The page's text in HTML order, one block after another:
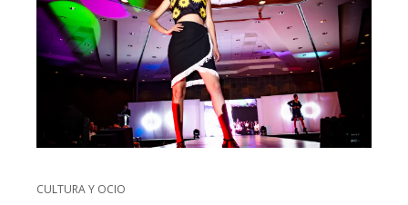
CULTURA Y OCIO